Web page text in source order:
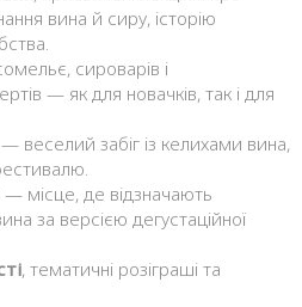
вина й сиру, історію
сироварів і
— як для новачків, так і для
— веселий забіг із келихами вина,
— місце, де відзначають
за версією дегустаційної
, тематичні розіграші та